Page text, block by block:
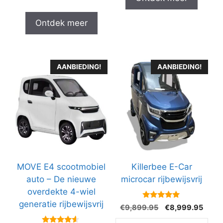
Ontdek meer
AANBIEDING!
MOVE E4 scootmobiel
auto – De nieuwe
overdekte 4-wiel
generatie rijbewijsvrij
AANBIEDING!
Killerbee E-Car
microcar rijbewijsvrij
4.9
van 5
€9,899.95
Oorspronkelijke
prijs
€8,999.95
prijs